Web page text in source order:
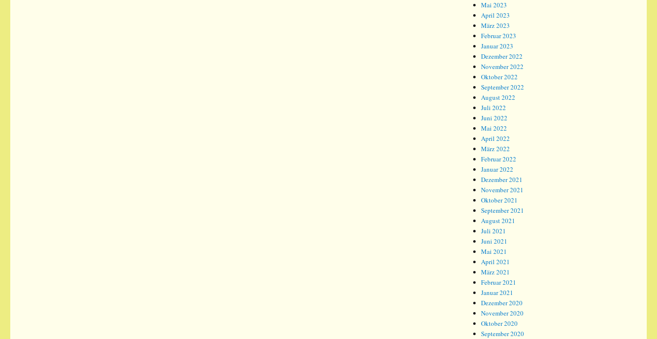
Mai 2023
April 2023
März 2023
Februar 2023
Januar 2023
Dezember 2022
November 2022
Oktober 2022
September 2022
August 2022
Juli 2022
Juni 2022
Mai 2022
April 2022
März 2022
Februar 2022
Januar 2022
Dezember 2021
November 2021
Oktober 2021
September 2021
August 2021
Juli 2021
Juni 2021
Mai 2021
April 2021
März 2021
Februar 2021
Januar 2021
Dezember 2020
November 2020
Oktober 2020
September 2020